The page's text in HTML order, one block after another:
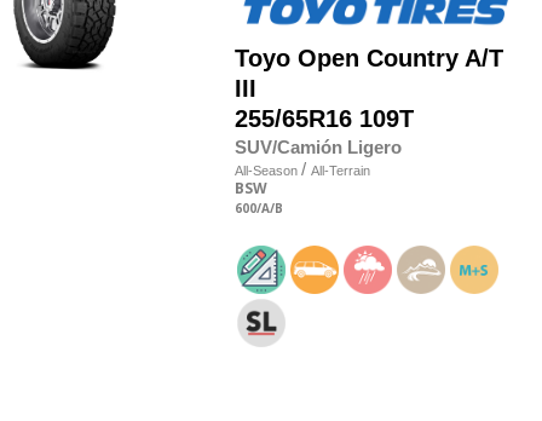
Toyo Open Country A/T
III
255/65R16 109T
SUV/Camión Ligero
All-Season / All-Terrain
BSW
600/A/B